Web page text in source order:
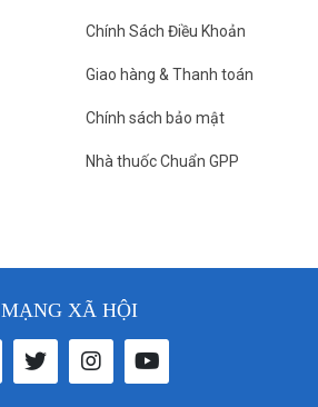
Chính Sách Điều Khoản
Giao hàng & Thanh toán
Chính sách bảo mật
Nhà thuốc Chuẩn GPP
MẠNG XÃ HỘI